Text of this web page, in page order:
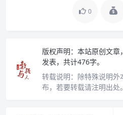
0
版权声明： 本站原创文章
发表，共计476字。
转载说明： 除特殊说明外
布，若要转载请注明出处。